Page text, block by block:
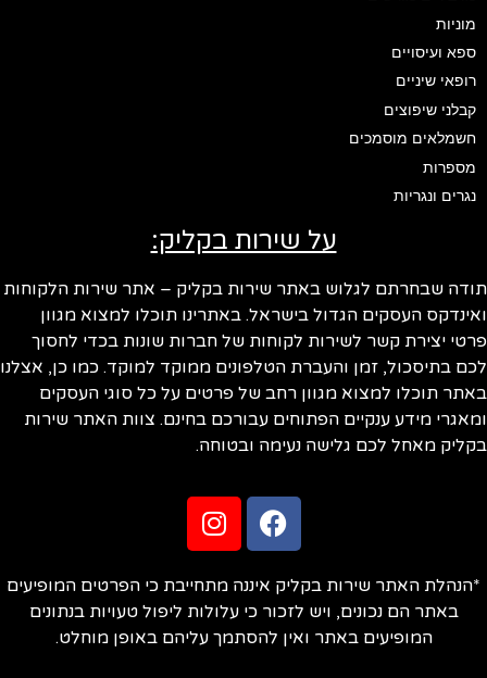
מוניות
ספא ועיסויים
רופאי שיניים
קבלני שיפוצים
חשמלאים מוסמכים
מספרות
נגרים ונגריות
על שירות בקליק:
שבחרתם לגלוש באתר שירות בקליק – אתר שירות הלקוחות
העסקים הגדול בישראל. באתרינו תוכלו למצוא מגוון
יצירת קשר לשירות לקוחות של חברות שונות בכדי לחסוך
בתיסכול, זמן והעברת הטלפונים ממוקד למוקד. כמו כן, אצלנו
תוכלו למצוא מגוון רחב של פרטים על כל סוגי העסקים
מידע ענקיים הפתוחים עבורכם בחינם. צוות האתר שירות
מאחל לכם גלישה נעימה ובטוחה.
האתר שירות בקליק איננה מתחייבת כי הפרטים המופיעים
באתר הם נכונים, ויש לזכור כי עלולות ליפול טעויות בנתונים
המופיעים באתר ואין להסתמך עליהם באופן מוחלט.